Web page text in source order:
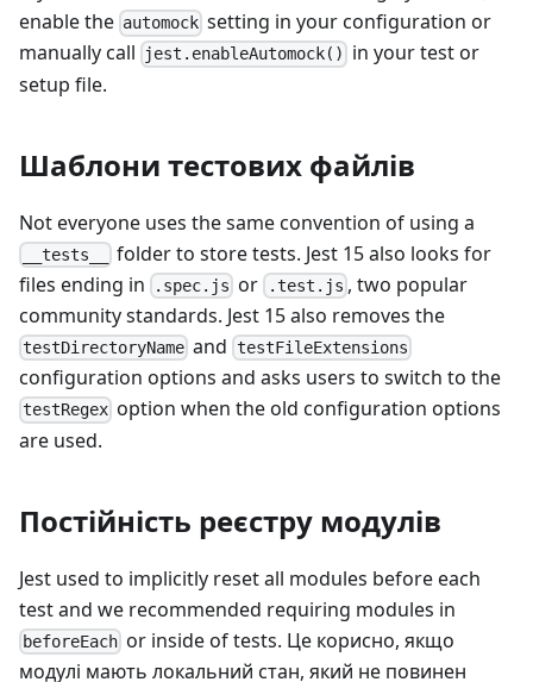
enable the automock setting in your configuration or
manually call
jest.enableAutomock()
in your test or
setup file.
Шаблони тестових файлів
Not everyone uses the same convention of using a
__tests__
folder to store tests. Jest 15 also looks for
files ending in
.spec.js or .test.js , two popular
community standards. Jest 15 also removes the
testDirectoryName and testFileExtensions
configuration options and asks users to switch to the
testRegex option when the old configuration options
are used.
Постійність реєстру модулів
Jest used to implicitly reset all modules before each
test and we recommended requiring modules in
beforeEach or inside of tests. Це корисно, якщо
модулі мають локальний стан, який не повинен